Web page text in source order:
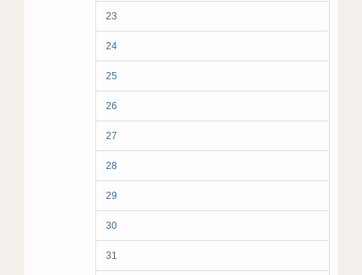
23
24
25
26
27
28
29
30
31